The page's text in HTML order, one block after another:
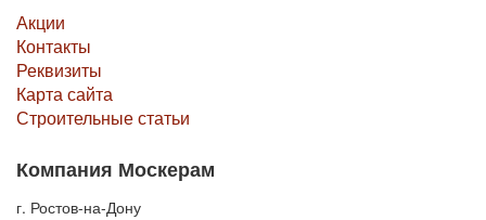
Акции
Контакты
Реквизиты
Карта сайта
Строительные статьи
Компания Москерам
г. Ростов-на-Дону